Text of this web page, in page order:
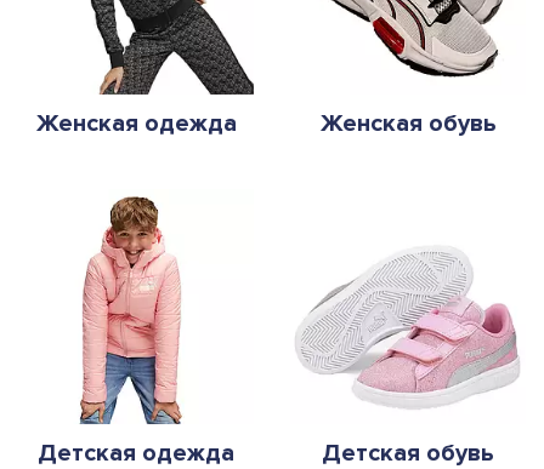
Женская одежда Женская обувь
Детская одежда Детская обувь